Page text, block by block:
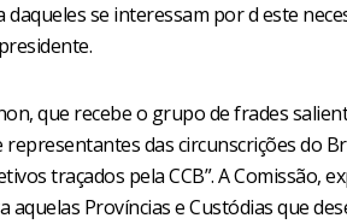
se interessam por d este
que recebe o grupo de frades
representantes das circunscrições do
traçados pela CCB”. A
aquelas Províncias e Custódias que